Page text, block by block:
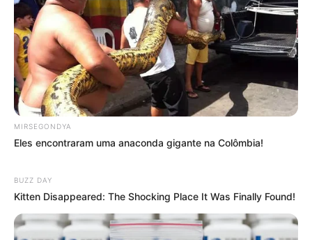
MIRSEGONDYA
Eles encontraram uma anaconda gigante na Colômbia!
BUZZ DAY
Kitten Disappeared: The Shocking Place It Was Finally Found!